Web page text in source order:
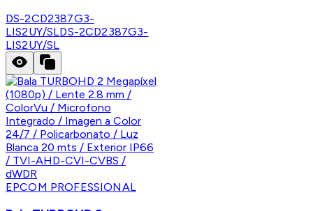
DS-2CD2387G3-
LIS2UY/SLDS-2CD2387G3-
LIS2UY/SL
EPCOM PROFESSIONAL